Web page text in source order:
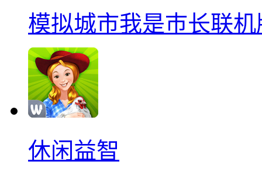
模拟城市我是巿长联机
休闲益智